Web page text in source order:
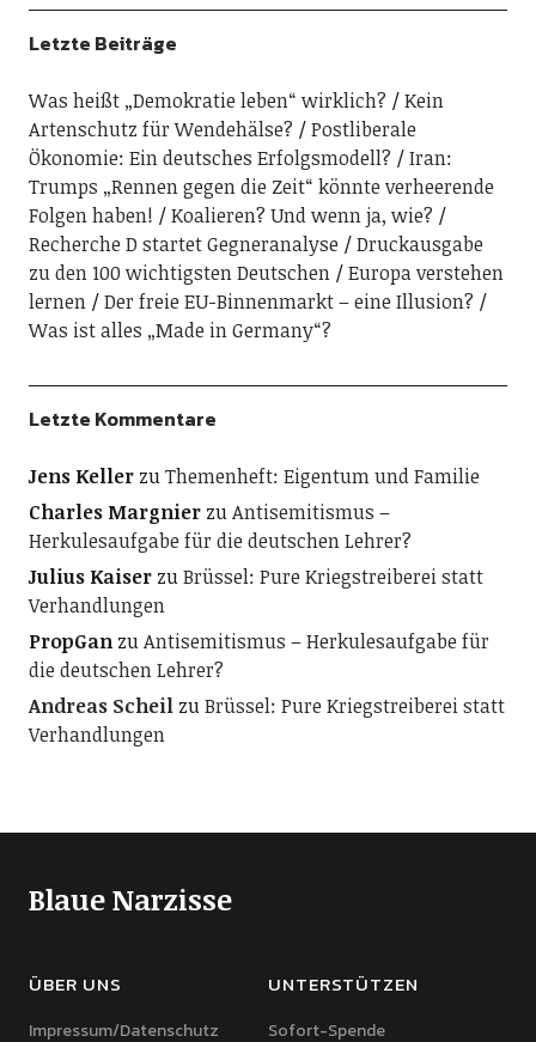
Letzte Beiträge
Was heißt „Demokratie leben“ wirklich?
Kein
Artenschutz für Wendehälse?
Postliberale
Ökonomie: Ein deutsches Erfolgsmodell?
Iran:
Trumps „Rennen gegen die Zeit“ könnte verheerende
Folgen haben!
Koalieren? Und wenn ja, wie?
Recherche D startet Gegneranalyse
Druckausgabe
zu den 100 wichtigsten Deutschen
Europa verstehen
lernen
Der freie EU-Binnenmarkt – eine Illusion?
Was ist alles „Made in Germany“?
Letzte Kommentare
Jens KellerzuThemenheft: Eigentum und Familie
Charles MargnierzuAntisemitismus –
Herkulesaufgabe für die deutschen Lehrer?
Julius KaiserzuBrüssel: Pure Kriegstreiberei statt
Verhandlungen
PropGanzuAntisemitismus – Herkulesaufgabe für
die deutschen Lehrer?
Andreas ScheilzuBrüssel: Pure Kriegstreiberei statt
Verhandlungen
Blaue Narzisse
ÜBER UNS
Impressum/Datenschutz
UNTERSTÜTZEN
Sofort-Spende